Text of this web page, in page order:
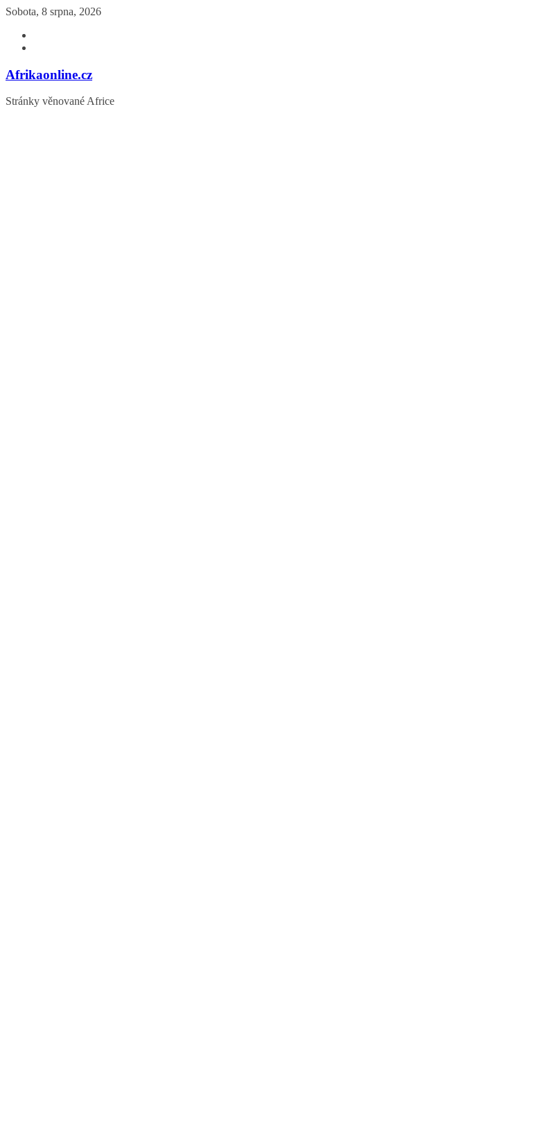
Přeskočit
obsah
Sobota, 8 srpna, 2026
Afrikaonline.cz
Stránky věnované Africe